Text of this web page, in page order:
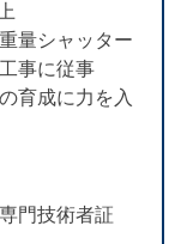
量シャッター
事に従事
育成に力を入
門技術者証